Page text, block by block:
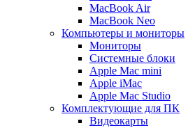
MacBook Air
MacBook Neo
Компьютеры и мониторы
Мониторы
Системные блоки
Apple Mac mini
Apple iMac
Apple Mac Studio
Комплектующие для ПК
Видеокарты